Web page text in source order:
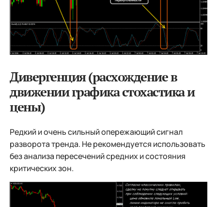
Дивергенция (расхождение в
движении графика стохастика и
цены)
Редкий и очень сильный опережающий сигнал
разворота тренда. Не рекомендуется использовать
без анализа пересечений средних и состояния
критических зон.